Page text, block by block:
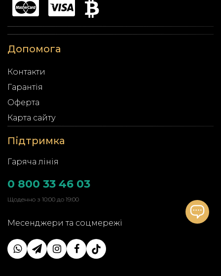
Допомога
Контакти
Гарантія
Оферта
Карта сайту
Підтримка
Гаряча лінія
0 800 33 46 03
Щоденно з 10:00 до 19:00
Месенджери та соцмережі